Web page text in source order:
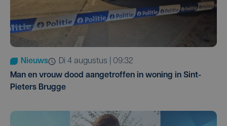
Nieuws
di 4 augustus | 09:32
Man en vrouw dood aangetroffen in woning in Sint-
Pieters Brugge